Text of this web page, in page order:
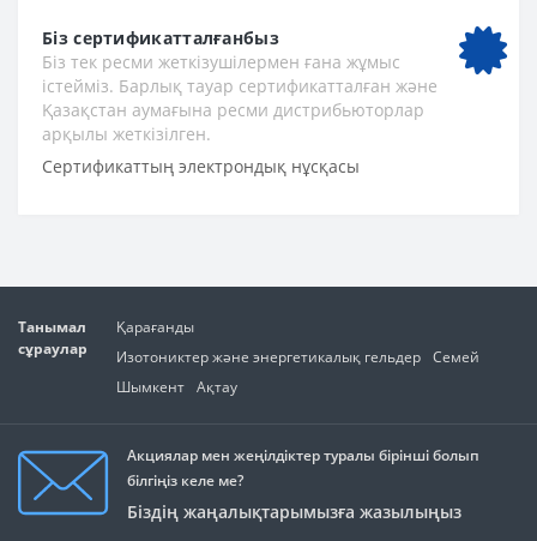
Біз сертификатталғанбыз
Біз тек ресми жеткізушілермен ғана жұмыс
істейміз. Барлық тауар сертификатталған және
Қазақстан аумағына ресми дистрибьюторлар
арқылы жеткізілген.
Сертификаттың электрондық нұсқасы
Танымал
сұраулар
Қарағанды
Изотониктер және энергетикалық гельдер Семей
Шымкент Ақтау
Акциялар мен жеңілдіктер туралы бірінші болып
білгіңіз келе ме?
Біздің жаңалықтарымызға жазылыңыз